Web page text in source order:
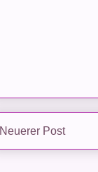
Neuerer Post